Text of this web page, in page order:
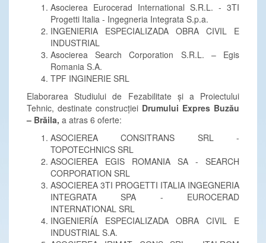
Asocierea Eurocerad International S.R.L. - 3TI
Progetti Italia - Ingegneria Integrata S.p.a.
INGENIERIA ESPECIALIZADA OBRA CIVIL E
INDUSTRIAL
Asocierea Search Corporation S.R.L. – Egis
Romania S.A.
TPF INGINERIE SRL
Elaborarea Studiului de Fezabilitate și a Proiectului
Tehnic, destinate construcției Drumului Expres Buzău
– Brăila, a atras 6 oferte:
ASOCIEREA CONSITRANS SRL -
TOPOTECHNICS SRL
ASOCIEREA EGIS ROMANIA SA - SEARCH
CORPORATION SRL
ASOCIEREA 3TI PROGETTI ITALIA INGEGNERIA
INTEGRATA SPA - EUROCERAD
INTERNATIONAL SRL
INGENIERÍA ESPECIALIZADA OBRA CIVIL E
INDUSTRIAL S.A.